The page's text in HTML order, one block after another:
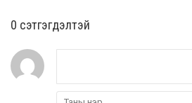
0 cэтгэгдэлтэй